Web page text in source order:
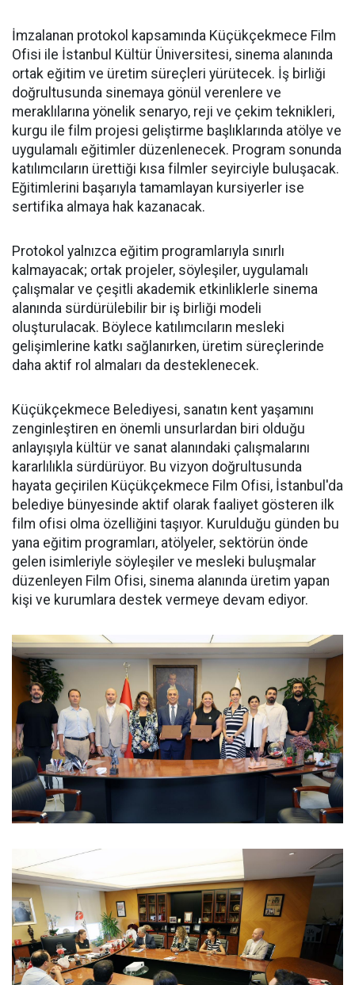
İmzalanan protokol kapsamında Küçükçekmece Film
Ofisi ile İstanbul Kültür Üniversitesi, sinema alanında
ortak eğitim ve üretim süreçleri yürütecek. İş birliği
doğrultusunda sinemaya gönül verenlere ve
meraklılarına yönelik senaryo, reji ve çekim teknikleri,
kurgu ile film projesi geliştirme başlıklarında atölye ve
uygulamalı eğitimler düzenlenecek. Program sonunda
katılımcıların ürettiği kısa filmler seyirciyle buluşacak.
Eğitimlerini başarıyla tamamlayan kursiyerler ise
sertifika almaya hak kazanacak.
Protokol yalnızca eğitim programlarıyla sınırlı
kalmayacak; ortak projeler, söyleşiler, uygulamalı
çalışmalar ve çeşitli akademik etkinliklerle sinema
alanında sürdürülebilir bir iş birliği modeli
oluşturulacak. Böylece katılımcıların mesleki
gelişimlerine katkı sağlanırken, üretim süreçlerinde
daha aktif rol almaları da desteklenecek.
Küçükçekmece Belediyesi, sanatın kent yaşamını
zenginleştiren en önemli unsurlardan biri olduğu
anlayışıyla kültür ve sanat alanındaki çalışmalarını
kararlılıkla sürdürüyor. Bu vizyon doğrultusunda
hayata geçirilen Küçükçekmece Film Ofisi, İstanbul'da
belediye bünyesinde aktif olarak faaliyet gösteren ilk
film ofisi olma özelliğini taşıyor. Kurulduğu günden bu
yana eğitim programları, atölyeler, sektörün önde
gelen isimleriyle söyleşiler ve mesleki buluşmalar
düzenleyen Film Ofisi, sinema alanında üretim yapan
kişi ve kurumlara destek vermeye devam ediyor.